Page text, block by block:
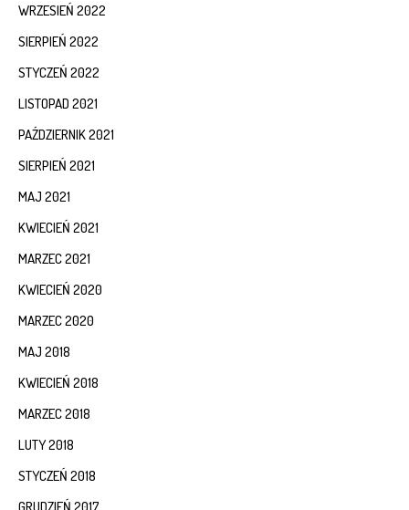
WRZESIEŃ 2022
SIERPIEŃ 2022
STYCZEŃ 2022
LISTOPAD 2021
PAŹDZIERNIK 2021
SIERPIEŃ 2021
MAJ 2021
KWIECIEŃ 2021
MARZEC 2021
KWIECIEŃ 2020
MARZEC 2020
MAJ 2018
KWIECIEŃ 2018
MARZEC 2018
LUTY 2018
STYCZEŃ 2018